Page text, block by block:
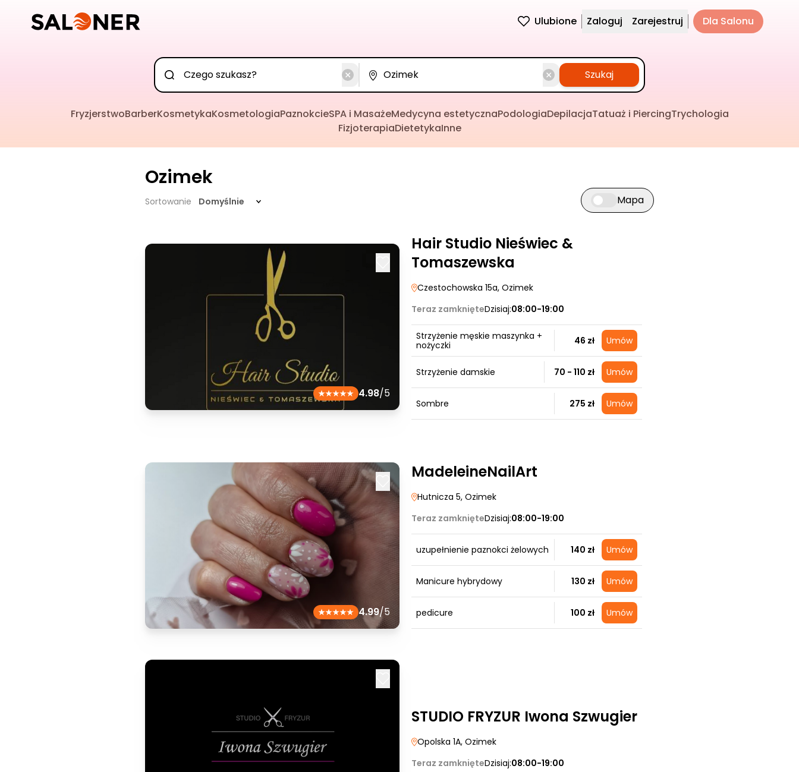
Ulubione Zaloguj Zarejestruj Dla Salonu
Szukaj
FryzjerstwoBarberKosmetykaKosmetologiaPaznokcieSPA i MasażeMedycyna estetycznaPodologiaDepilacjaTatuaż i PiercingTrychologia
FizjoterapiaDietetykaInne
Ozimek
Sortowanie Domyślnie Przełącz widok mapy
Mapa
4.98/5
Hair Studio Nieświec &
Tomaszewska
Czestochowska 15a, Ozimek
Teraz zamknięteDzisiaj:08:00-19:00
Strzyżenie męskie maszynka +
nożyczki
46 zł Umów
Strzyżenie damskie 70 - 110 zł Umów
Sombre 275 zł Umów
4.99/5
MadeleineNailArt
Hutnicza 5, Ozimek
Teraz zamknięteDzisiaj:08:00-19:00
uzupełnienie paznokci żelowych 140 zł Umów
Manicure hybrydowy 130 zł Umów
pedicure 100 zł Umów
STUDIO FRYZUR Iwona Szwugier
Opolska 1A, Ozimek
Teraz zamknięteDzisiaj:08:00-19:00